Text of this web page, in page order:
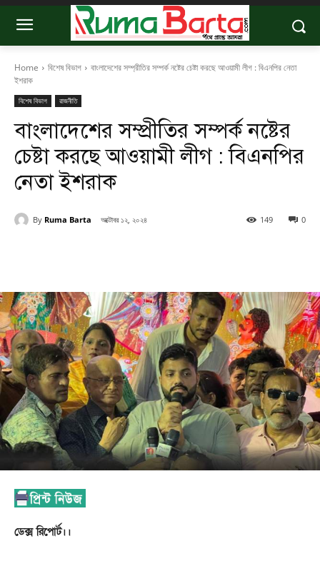
Home বিশেষ বিভাগ
বাংলাদেশের সম্প্রীতির সম্পর্ক নষ্টের চেষ্টা করছে আওয়ামী লীগ : বিএনপির নেতা
ইশরাক
বিশেষ বিভাগ রাজনীতি
বাংলাদেশের সম্প্রীতির সম্পর্ক নষ্টের
চেষ্টা করছে আওয়ামী লীগ : বিএনপির
নেতা ইশরাক
By Ruma Barta অক্টোবর ১২, ২০২৪ 0
149
ডেক্স রিপোর্ট।।